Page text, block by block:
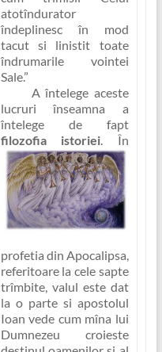
atotîndurator
îndeplinesc în mod
tacut si linistit toate
îndrumarile vointei
Sale.”
A întelege aceste
lucruri înseamna a
întelege de fapt
filozofia istoriei. În
profetia din Apocalipsa,
referitoare la cele sapte
trîmbite, valul este dat
la o parte si apostolul
Ioan vede cum mîna lui
Dumnezeu croieste